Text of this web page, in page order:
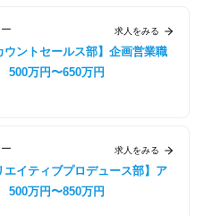
ウントセールス部】企画営業職
500万円〜650万円
求人をみる
エイティブプロデュース部】ア
500万円〜850万円
求人をみる